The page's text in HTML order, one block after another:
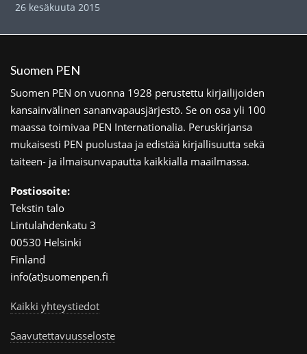
26 kesäkuuta 2015
Suomen PEN
Suomen PEN on vuonna 1928 perustettu kirjailijoiden
kansainvälinen sananvapausjärjestö. Se on osa yli 100
maassa toimivaa PEN Internationalia. Peruskirjansa
mukaisesti PEN puolustaa ja edistää kirjallisuutta sekä
taiteen- ja ilmaisunvapautta kaikkialla maailmassa.
Postiosoite:
Tekstin talo
Lintulahdenkatu 3
00530 Helsinki
Finland
info(at)suomenpen.fi
Kaikki yhteystiedot
Saavutettavuusseloste